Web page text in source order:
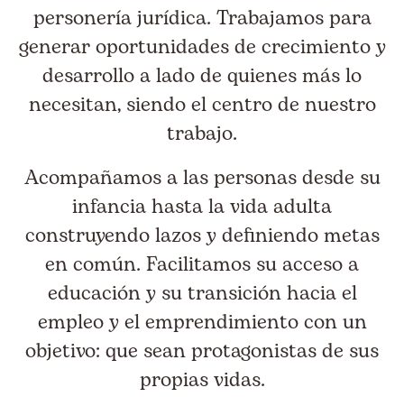
personería jurídica. Trabajamos para
generar oportunidades de crecimiento y
desarrollo a lado de quienes más lo
necesitan, siendo el centro de nuestro
trabajo.
Acompañamos a las personas desde su
infancia hasta la vida adulta
construyendo lazos y definiendo metas
en común. Facilitamos su acceso a
educación y su transición hacia el
empleo y el emprendimiento con un
objetivo: que sean protagonistas de sus
propias vidas.